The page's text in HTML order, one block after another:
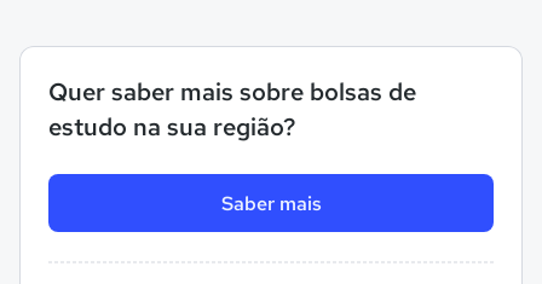
Quer saber mais sobre bolsas de
estudo na sua região?
Saber mais